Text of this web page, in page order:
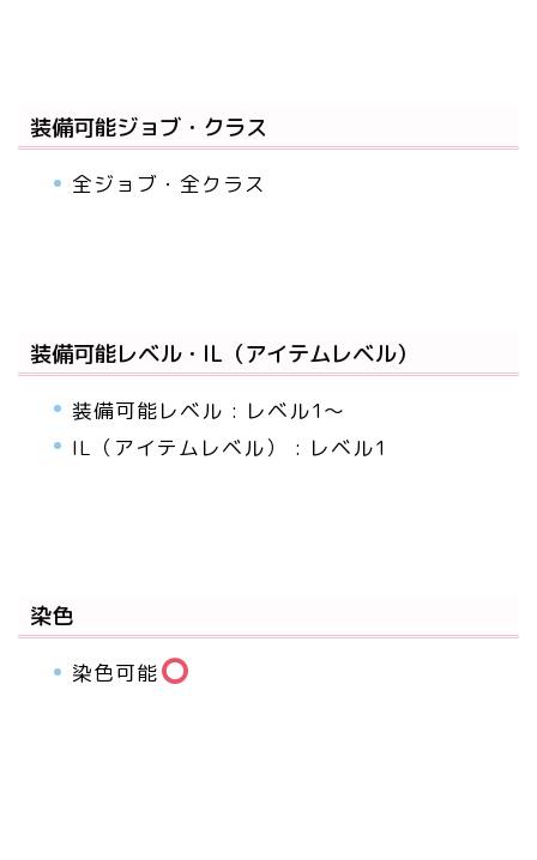
装備可能ジョブ・クラス
全ジョブ・全クラス
装備可能レベル・IL（アイテムレベル）
装備可能レベル : レベル1～
IL（アイテムレベル） : レベル1
染色
染色可能